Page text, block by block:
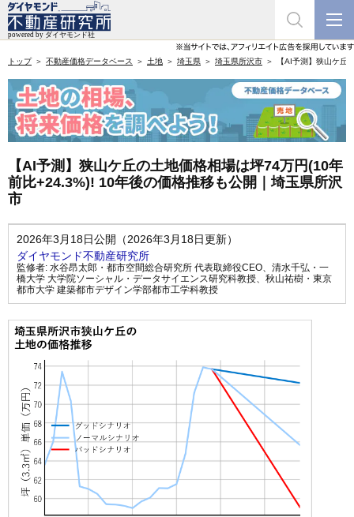
トップ 不動産価格データベース 土地 埼玉県 埼玉県所沢市 【AI予測】狭山ケ
【AI予測】狭山ケ丘の土地価格相場は坪74万円(10年
前比+24.3%)! 10年後の価格推移も公開｜埼玉県所沢
市
2026年3月18日公開（2026年3月18日更新）
ダイヤモンド不動産研究所
監修者: 水谷昂太郎・都市空間総合研究所 代表取締役CEO、 清水千弘・一
橋大学 大学院ソーシャル・データサイエンス研究科教授、 秋山祐樹・東京
都市大学 建築都市デザイン学部都市工学科教授